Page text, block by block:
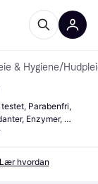
& Hygiene/
Parabenfri,
Enzymer,
E, Kollagen,
Lær hvordan